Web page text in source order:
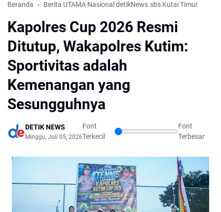
Beranda Berita UTAMA Nasional detikNews.sbs Kutai Timur
Kapolres Cup 2026 Resmi
Ditutup, Wakapolres Kutim:
Sportivitas adalah
Kemenangan yang
Sesungguhnya
DETIK NEWS
Minggu, Juli 05, 2026
Font
Terkecil
Font
Terbesar